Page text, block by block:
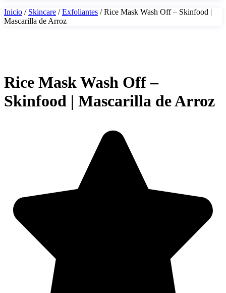
Inicio / Skincare /Exfoliantes / Rice Mask Wash Off – Skinfood |
Mascarilla de Arroz
Rice Mask Wash Off –
Skinfood | Mascarilla de Arroz